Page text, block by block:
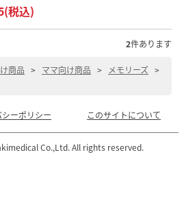
税込)
2件あります
商品 > ママ向け商品 > メモリーズ >
ーポリシー このサイトについて
Co.,Ltd. All rights reserved.